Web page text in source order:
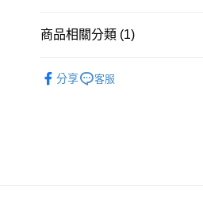
商品相關分類 (1)
分享
客服